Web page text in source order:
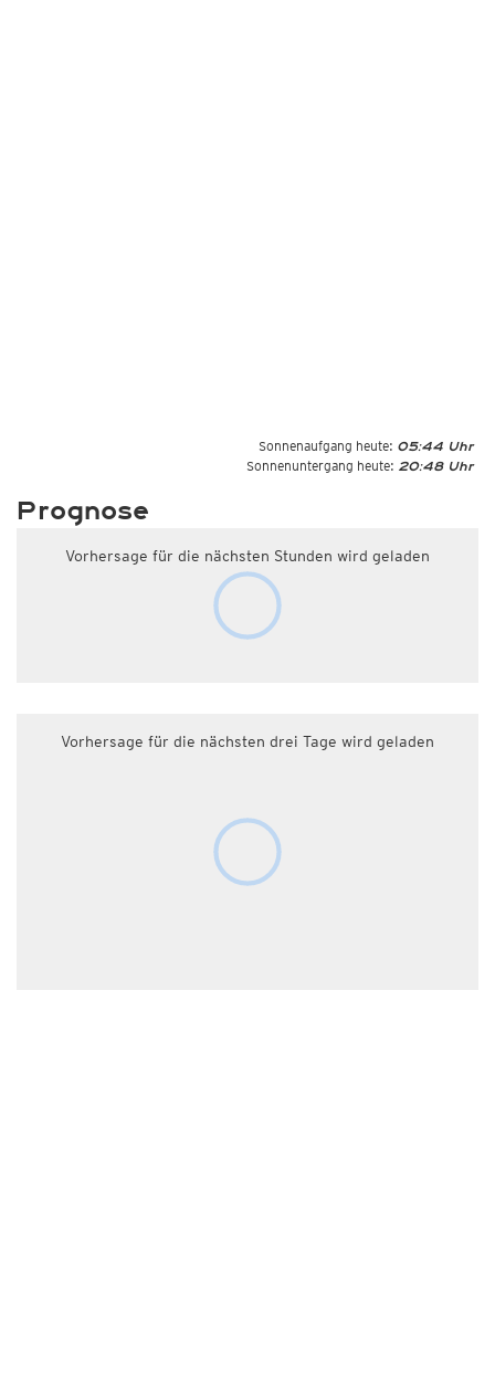
Sonnenaufgang heute: 05:44 Uhr
Sonnenuntergang heute: 20:48 Uhr
Prognose
Vorhersage für die nächsten Stunden wird geladen
Vorhersage für die nächsten drei Tage wird geladen